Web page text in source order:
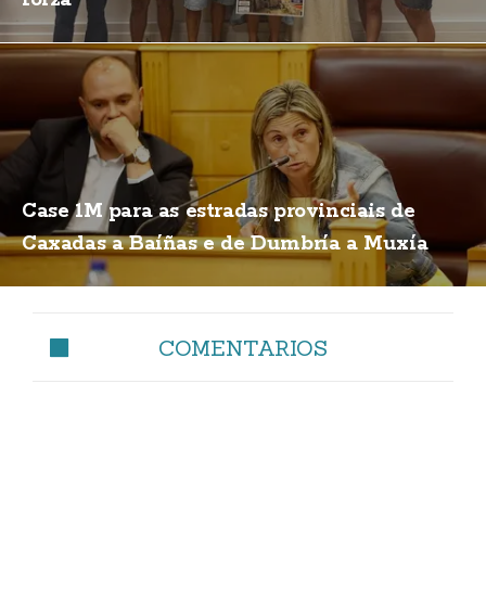
Case 1M para as estradas provinciais de
Caxadas a Baíñas e de Dumbría a Muxía
COMENTARIOS